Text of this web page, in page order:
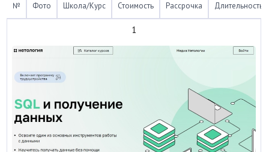
№ Фото Школа/Курс Стоимость Рассрочка Длительность
1